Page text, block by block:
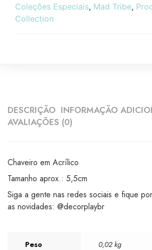
Coleções Especiais, Mad Tribe,
Collection
DESCRIÇÃO INFORMAÇÃO
AVALIAÇÕES (0)
Chaveiro em Acrílico
Tamanho aprox.: 5,5cm
Siga a gente nas redes sociais e fique
as novidades: @decorplaybr
Peso 0,02 kg